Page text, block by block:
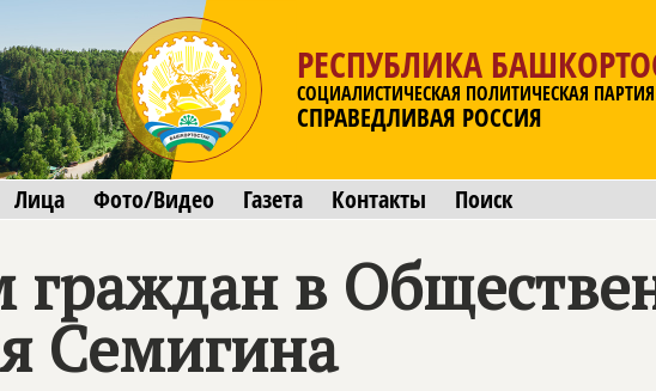
РЕСПУБЛИКА
СОЦИАЛИСТИЧЕСКАЯ ПОЛИТИЧЕСКАЯ ПАРТИЯ
СПРАВЕДЛИВАЯ РОССИЯ
Лица Фото/Видео Газета Контакты Поиск
в
Семигина